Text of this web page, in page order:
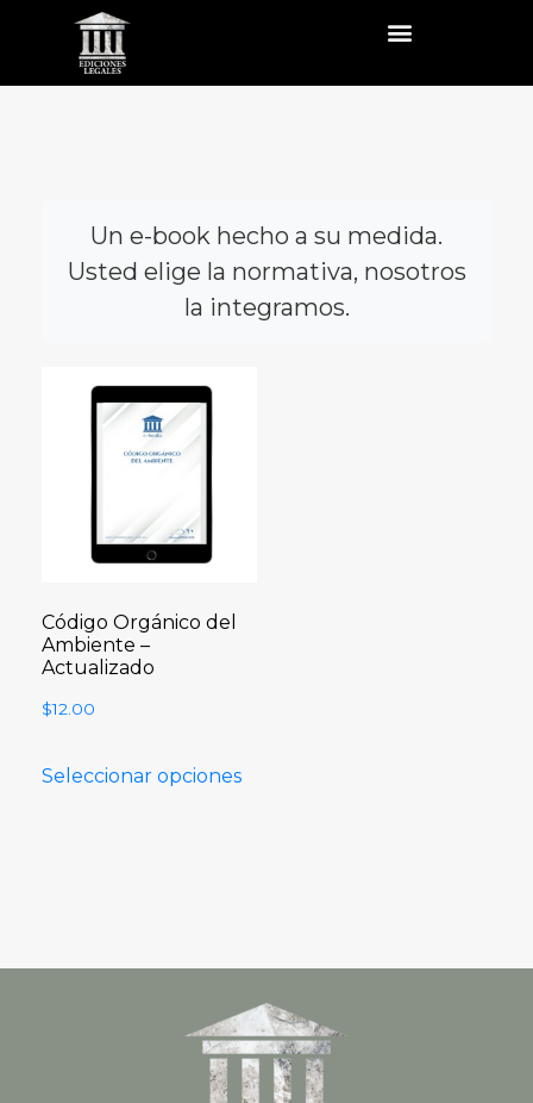
Un e-book hecho a su medida.
Usted elige la normativa, nosotros
la integramos.
Código Orgánico del
Ambiente –
Actualizado
$12.00
Seleccionar opciones